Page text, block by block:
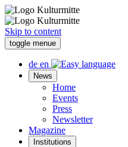
Skip to content
toggle menue
de en
News
Home
Events
Press
Newsletter
Magazine
Institutions